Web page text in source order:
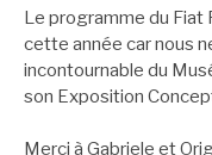
Le programme du Fiat
cette année car nous
incontournable du
son Exposition
Merci à Gabriele et